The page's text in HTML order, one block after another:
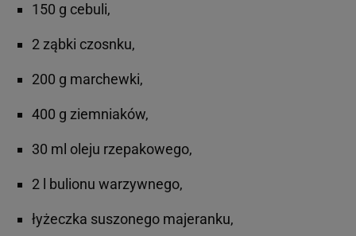
150 g cebuli,
2 ząbki czosnku,
200 g marchewki,
400 g ziemniaków,
30 ml oleju rzepakowego,
2 l bulionu warzywnego,
łyżeczka suszonego majeranku,